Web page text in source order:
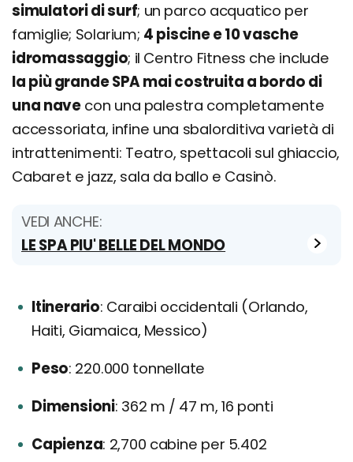
simulatori di surf; un parco acquatico per
famiglie; Solarium; 4 piscine e 10 vasche
idromassaggio; il Centro Fitness che include
la più grande SPA mai costruita a bordo di
una navecon una palestra completamente
accessoriata, infine una sbalorditiva varietà di
intrattenimenti: Teatro, spettacoli sul ghiaccio,
Cabaret e jazz, sala da ballo e Casinò.
VEDI ANCHE:
LE SPA PIU' BELLE DEL MONDO
Itinerario Caraibi occidentali (Orlando,
Haiti, Giamaica, Messico)
Peso 220.000 tonnellate
Dimensioni 362 m / 47 m, 16 ponti
Capienza 2,700 cabine per 5.402